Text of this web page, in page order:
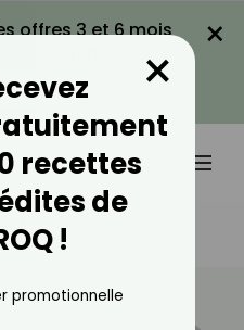
offres 3 et 6 mois
PROMO
×
recettes
de
!
×
promotionnelle